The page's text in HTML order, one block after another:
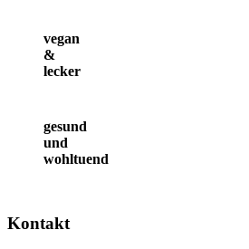
vegan
&
lecker
gesund
und
wohltuend
Kontakt